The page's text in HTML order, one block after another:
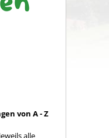
von A - Z
alle